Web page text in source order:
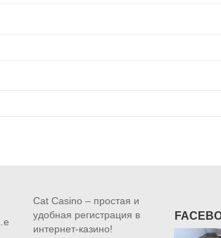
Cat Casino – простая и
удобная регистрация в
интернет-казино!